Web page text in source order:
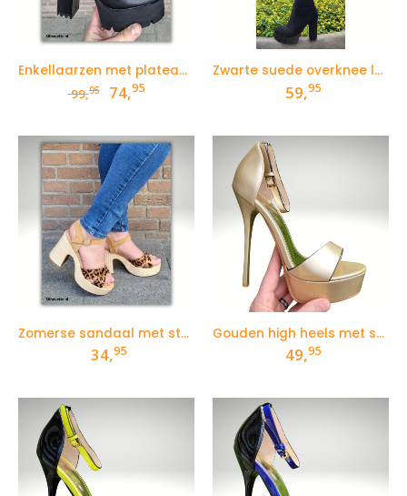
Enkellaarzen met plateau voor kleine voeten
99,95 Oorspronkelijke
prijs
99,95.
74,95Huidige
74,95.
Zwarte suede overknee laarzen met hoge blokhak
59,95
Zomerse sandaal met stevige hak en panterprint
34,95
Gouden high heels met smal enkelbandje
49,95